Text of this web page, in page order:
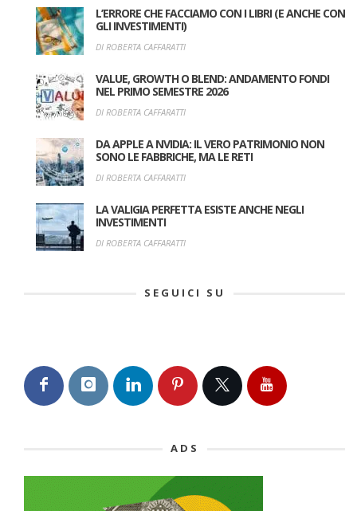
L’ERRORE CHE FACCIAMO CON I LIBRI (E ANCHE CON
GLI INVESTIMENTI)
DI ROBERTA CAFFARATTI
VALUE, GROWTH O BLEND: ANDAMENTO FONDI
NEL PRIMO SEMESTRE 2026
DI ROBERTA CAFFARATTI
DA APPLE A NVIDIA: IL VERO PATRIMONIO NON
SONO LE FABBRICHE, MA LE RETI
DI ROBERTA CAFFARATTI
LA VALIGIA PERFETTA ESISTE ANCHE NEGLI
INVESTIMENTI
DI ROBERTA CAFFARATTI
SEGUICI SU
ADS